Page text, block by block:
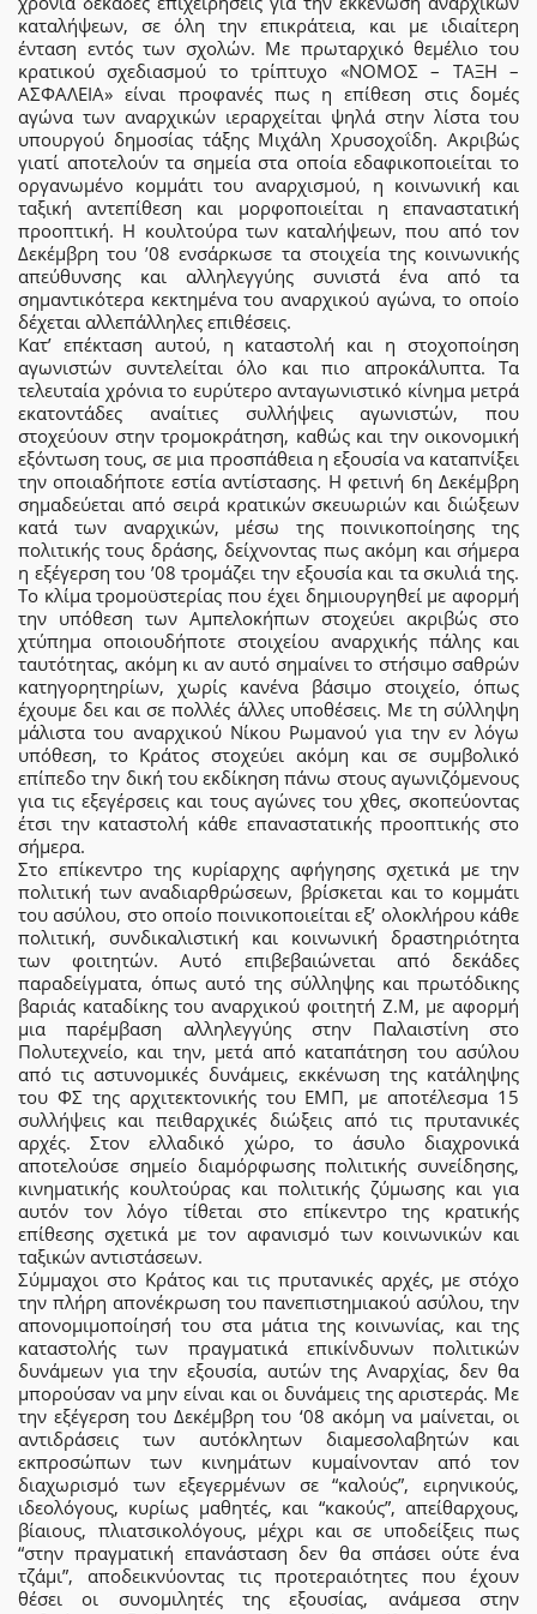
καταλήψεων, σε όλη την επικράτεια, και με ιδιαίτερη
ένταση εντός των σχολών. Με πρωταρχικό θεμέλιο του
κρατικού σχεδιασμού το τρίπτυχο «ΝΟΜΟΣ – ΤΑΞΗ –
ΑΣΦΑΛΕΙΑ» είναι προφανές πως η επίθεση στις δομές
αγώνα των αναρχικών ιεραρχείται ψηλά στην λίστα του
υπουργού δημοσίας τάξης Μιχάλη Χρυσοχοΐδη. Ακριβώς
γιατί αποτελούν τα σημεία στα οποία εδαφικοποιείται το
οργανωμένο κομμάτι του αναρχισμού, η κοινωνική και
ταξική αντεπίθεση και μορφοποιείται η επαναστατική
προοπτική. Η κουλτούρα των καταλήψεων, που από τον
Δεκέμβρη του ’08 ενσάρκωσε τα στοιχεία της κοινωνικής
απεύθυνσης και αλληλεγγύης συνιστά ένα από τα
σημαντικότερα κεκτημένα του αναρχικού αγώνα, το οποίο
δέχεται αλλεπάλληλες επιθέσεις.
Κατ’ επέκταση αυτού, η καταστολή και η στοχοποίηση
αγωνιστών συντελείται όλο και πιο απροκάλυπτα. Τα
τελευταία χρόνια το ευρύτερο ανταγωνιστικό κίνημα μετρά
εκατοντάδες αναίτιες συλλήψεις αγωνιστών, που
στοχεύουν στην τρομοκράτηση, καθώς και την οικονομική
εξόντωση τους, σε μια προσπάθεια η εξουσία να καταπνίξει
την οποιαδήποτε εστία αντίστασης. Η φετινή 6η Δεκέμβρη
σημαδεύεται από σειρά κρατικών σκευωριών και διώξεων
κατά των αναρχικών, μέσω της ποινικοποίησης της
πολιτικής τους δράσης, δείχνοντας πως ακόμη και σήμερα
η εξέγερση του ’08 τρομάζει την εξουσία και τα σκυλιά της.
Το κλίμα τρομοϋστερίας που έχει δημιουργηθεί με αφορμή
την υπόθεση των Αμπελοκήπων στοχεύει ακριβώς στο
χτύπημα οποιουδήποτε στοιχείου αναρχικής πάλης και
ταυτότητας, ακόμη κι αν αυτό σημαίνει το στήσιμο σαθρών
κατηγορητηρίων, χωρίς κανένα βάσιμο στοιχείο, όπως
έχουμε δει και σε πολλές άλλες υποθέσεις. Με τη σύλληψη
μάλιστα του αναρχικού Νίκου Ρωμανού για την εν λόγω
υπόθεση, το Κράτος στοχεύει ακόμη και σε συμβολικό
επίπεδο την δική του εκδίκηση πάνω στους αγωνιζόμενους
για τις εξεγέρσεις και τους αγώνες του χθες, σκοπεύοντας
έτσι την καταστολή κάθε επαναστατικής προοπτικής στο
σήμερα.
Στο επίκεντρο της κυρίαρχης αφήγησης σχετικά με την
πολιτική των αναδιαρθρώσεων, βρίσκεται και το κομμάτι
του ασύλου, στο οποίο ποινικοποιείται εξ’ ολοκλήρου κάθε
πολιτική, συνδικαλιστική και κοινωνική δραστηριότητα
των φοιτητών. Αυτό επιβεβαιώνεται από δεκάδες
παραδείγματα, όπως αυτό της σύλληψης και πρωτόδικης
βαριάς καταδίκης του αναρχικού φοιτητή Ζ.Μ, με αφορμή
μια παρέμβαση αλληλεγγύης στην Παλαιστίνη στο
Πολυτεχνείο, και την, μετά από καταπάτηση του ασύλου
από τις αστυνομικές δυνάμεις, εκκένωση της κατάληψης
του ΦΣ της αρχιτεκτονικής του ΕΜΠ, με αποτέλεσμα 15
συλλήψεις και πειθαρχικές διώξεις από τις πρυτανικές
αρχές. Στον ελλαδικό χώρο, το άσυλο διαχρονικά
αποτελούσε σημείο διαμόρφωσης πολιτικής συνείδησης,
κινηματικής κουλτούρας και πολιτικής ζύμωσης και για
αυτόν τον λόγο τίθεται στο επίκεντρο της κρατικής
επίθεσης σχετικά με τον αφανισμό των κοινωνικών και
ταξικών αντιστάσεων.
Σύμμαχοι στο Κράτος και τις πρυτανικές αρχές, με στόχο
την πλήρη απονέκρωση του πανεπιστημιακού ασύλου, την
απονομιμοποίησή του στα μάτια της κοινωνίας, και της
καταστολής των πραγματικά επικίνδυνων πολιτικών
δυνάμεων για την εξουσία, αυτών της Αναρχίας, δεν θα
μπορούσαν να μην είναι και οι δυνάμεις της αριστεράς. Με
την εξέγερση του Δεκέμβρη του ‘08 ακόμη να μαίνεται, οι
αντιδράσεις των αυτόκλητων διαμεσολαβητών και
εκπροσώπων των κινημάτων κυμαίνονταν από τον
διαχωρισμό των εξεγερμένων σε “καλούς”, ειρηνικούς,
ιδεολόγους, κυρίως μαθητές, και “κακούς”, απείθαρχους,
βίαιους, πλιατσικολόγους, μέχρι και σε υποδείξεις πως
“στην πραγματική επανάσταση δεν θα σπάσει ούτε ένα
τζάμι”, αποδεικνύοντας τις προτεραιότητες που έχουν
θέσει οι συνομιλητές της εξουσίας, ανάμεσα στην